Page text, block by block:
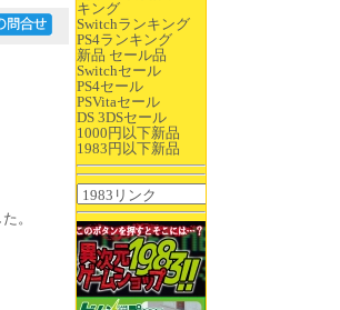
キング
Switchランキング
PS4ランキング
新品 セール品
Switchセール
PS4セール
PSVitaセール
DS 3DSセール
1000円以下新品
1983円以下新品
。